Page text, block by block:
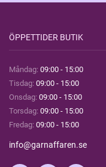
ÖPPETTIDER BUTIK
Måndag: 09:00 - 15:00
Tisdag: 09:00 - 15:00
Onsdag: 09:00 - 15:00
Torsdag: 09:00 - 15:00
Fredag: 09:00 - 15:00
info@garnaffaren.se